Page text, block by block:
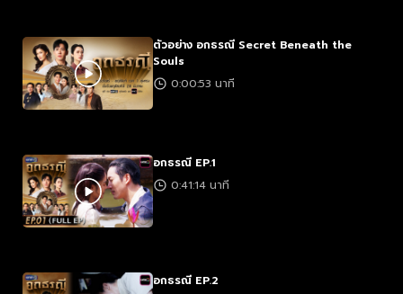
ตัวอย่าง อกธรณี Secret Beneath the
Souls
0:00:53 นาที
อกธรณี EP.1
0:41:14 นาที
อกธรณี EP.2